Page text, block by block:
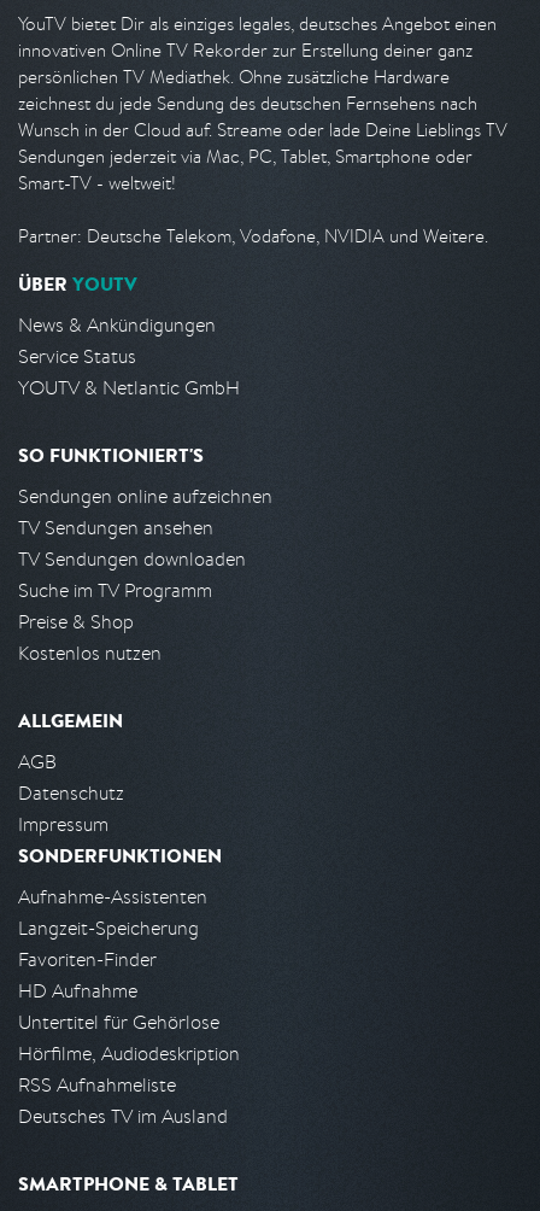
YouTV bietet Dir als einziges legales, deutsches Angebot einen
innovativen Online TV Rekorder zur Erstellung deiner ganz
persönlichen TV Mediathek. Ohne zusätzliche Hardware
zeichnest du jede Sendung des deutschen Fernsehens nach
Wunsch in der Cloud auf. Streame oder lade Deine Lieblings TV
Sendungen jederzeit via Mac, PC, Tablet, Smartphone oder
Smart-TV - weltweit!
Partner: Deutsche Telekom, Vodafone, NVIDIA und Weitere.
ÜBER YOUTV
News & Ankündigungen
Service Status
YOUTV & Netlantic GmbH
SO FUNKTIONIERT'S
Sendungen online aufzeichnen
TV Sendungen ansehen
TV Sendungen downloaden
Suche im TV Programm
Preise & Shop
Kostenlos nutzen
ALLGEMEIN
AGB
Datenschutz
Impressum
SONDERFUNKTIONEN
Aufnahme-Assistenten
Langzeit-Speicherung
Favoriten-Finder
HD Aufnahme
Untertitel für Gehörlose
Hörfilme, Audiodeskription
RSS Aufnahmeliste
Deutsches TV im Ausland
SMARTPHONE & TABLET